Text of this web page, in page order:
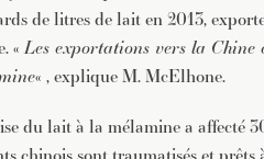
de litres de lait en 2013,
«Les exportations vers la
« , explique M. McElhone.
du lait à la mélamine a affecté